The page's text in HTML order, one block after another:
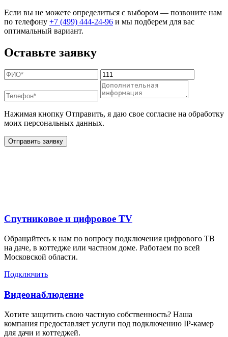
Если вы не можете определиться с выбором — позвоните нам
по телефону +7 (499) 444-24-96 и мы подберем для вас
оптимальный вариант.
Оставьте заявку
Нажимая кнопку Отправить, я даю свое согласие на обработку
моих персональных данных.
Отправить заявку
Спутниковое и цифровое TV
Обращайтесь к нам по вопросу подключения цифрового ТВ
на даче, в коттедже или частном доме. Работаем по всей
Московской области.
Подключить
Видеонаблюдение
Хотите защитить свою частную собственность? Наша
компания предоставляет услуги под подключению IP-камер
для дачи и коттеджей.